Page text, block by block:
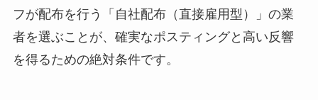
フが配布を行う「自社配布（直接雇用型）」の業
者を選ぶことが、確実なポスティングと高い反響
を得るための絶対条件です。